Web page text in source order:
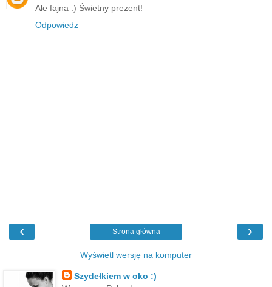
Ale fajna :) Świetny prezent!
Odpowiedz
‹ ›
Strona główna
Wyświetl wersję na komputer
Szydełkiem w oko :)